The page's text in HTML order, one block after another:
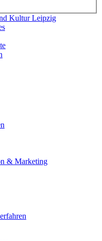
Kultur Leipzig
& Marketing